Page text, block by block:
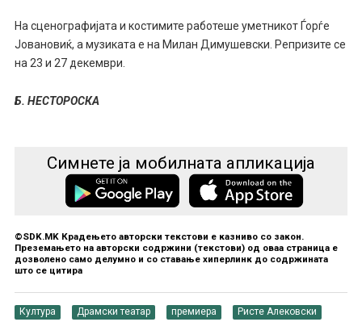
На сценографијата и костимите работеше уметникот Ѓорѓе
Јовановиќ, а музиката е на Милан Димушевски Репризите се
на 23 и 27 декември.
Б. НЕСТОРОСКА
Симнете ја мобилната апликација
©SDK.MK Крадењето авторски текстови е казниво со закон.
Преземањето на авторски содржини (текстови) од оваа страница е
дозволено само делумно и со ставање хиперлинк до содржината
што се цитира
Култура Драмски театар премиера Ристе Алековски